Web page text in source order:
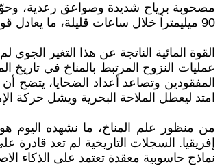
مصحوبة برياح شديدة وصواعق رعدية،
90 ميليمتراً خلال ساعات قليلة، ما يعادل قوة تدميرية هائلة تكفي لإغراق مدن بأكملها لو لم تتدخل التدابير الوقائية جزئيًا.
عمليات النزوح المرتبط بالمناخ في
المفقودين وتصاعد أعداد الضحايا،
امتد ليعطل الملاحة البحرية ويشل حركة
من منظور علم المناخ، ما نشهده اليوم
إفريقيا. السجلات التاريخية لم تعد قادرة
نماذج حاسوبية معقدة تعتمد على الذكاء